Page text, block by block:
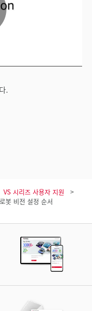
.
VS 시리즈 사용자 지원
봇 비전 설정 순서